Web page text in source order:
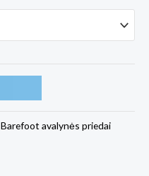
Barefoot avalynės priedai